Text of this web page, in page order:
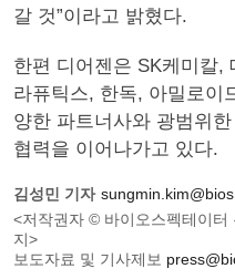
갈 것”이라고 밝혔다.
한편 디어젠은 SK케미칼,
라퓨틱스, 한독, 아밀로이
양한 파트너사와 광범위
협력을 이어나가고 있다.
김성민 기자
<저작권자 © 바이오스펙테이터
지>
보도자료 및 기사제보